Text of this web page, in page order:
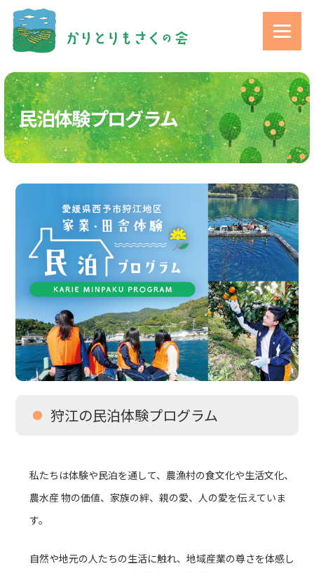
民泊体験プログラム
狩江の民泊体験プログラム
私たちは体験や民泊を通して、農漁村の食文化や生活文化、
農水産 物の価値、家族の絆、親の愛、人の愛を伝えていま
す。
自然や地元の人たちの生活に触れ、地域産業の尊さを体感し